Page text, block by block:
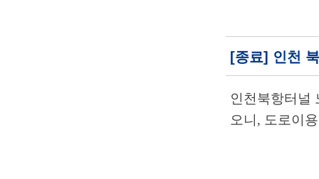
[종료] 인천
인천북항터널
오니 , 도로이